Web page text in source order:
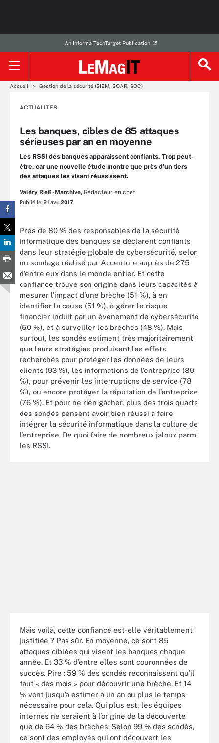
An Informa TechTarget Publication
Accueil Gestion de la sécurité (SIEM, SOAR, SOC)
ACTUALITES
Les banques, cibles de 85 attaques
sérieuses par an en moyenne
Les RSSI des banques apparaissent confiants. Trop peut-
être, car une nouvelle étude montre que près d’un tiers
des attaques les visant réussissent.
Valéry Rieß-Marchive, Rédacteur en chef
Publié le: 21 avr. 2017
Près de 80 % des responsables de la sécurité
informatique des banques se déclarent confiants
dans leur stratégie globale de cybersécurité, selon
un sondage réalisé par Accenture auprès de 275
d’entre eux dans le monde entier. Et cette
confiance trouve son origine dans leurs capacités à
mesurer l’impact d’une brèche (51 %), à en
identifier la cause (51 %), à gérer le risque
financier induit par un événement de cybersécurité
(50 %), et à surveiller les brèches (48 %). Mais
surtout, les sondés estiment très majoritairement
que leurs stratégies produisent les effets
recherchés pour protéger les données de leurs
clients (93 %), les informations de l’entreprise (89
%), pour prévenir les interruptions de service (78
%), ou encore protéger la réputation de l’entreprise
(76 %). Et pour ne rien gâcher, plus des trois quarts
des sondés pensent avoir bien réussi à faire
intégrer la sécurité informatique dans la culture de
l’entreprise. De quoi faire de nombreux jaloux parmi
les RSSI.
Mais voilà, cette confiance est-elle véritablement
justifiée ? Pas sûr. En moyenne, ce sont 85
attaques ciblées qui visent les banques chaque
année. Et 33 % d’entre elles sont couronnées de
succès. Pire : 59 % des sondés reconnaissent qu’il
faut « des mois » pour découvrir une brèche. Et 14
% vont jusqu’à estimer à un an ou plus le temps
nécessaire pour cela. Qui plus est, les équipes
internes ne seraient à l’origine de la découverte
que de 64 % des brèches. Selon 99 % des sondés,
ce sont des employés qui ont découvert les